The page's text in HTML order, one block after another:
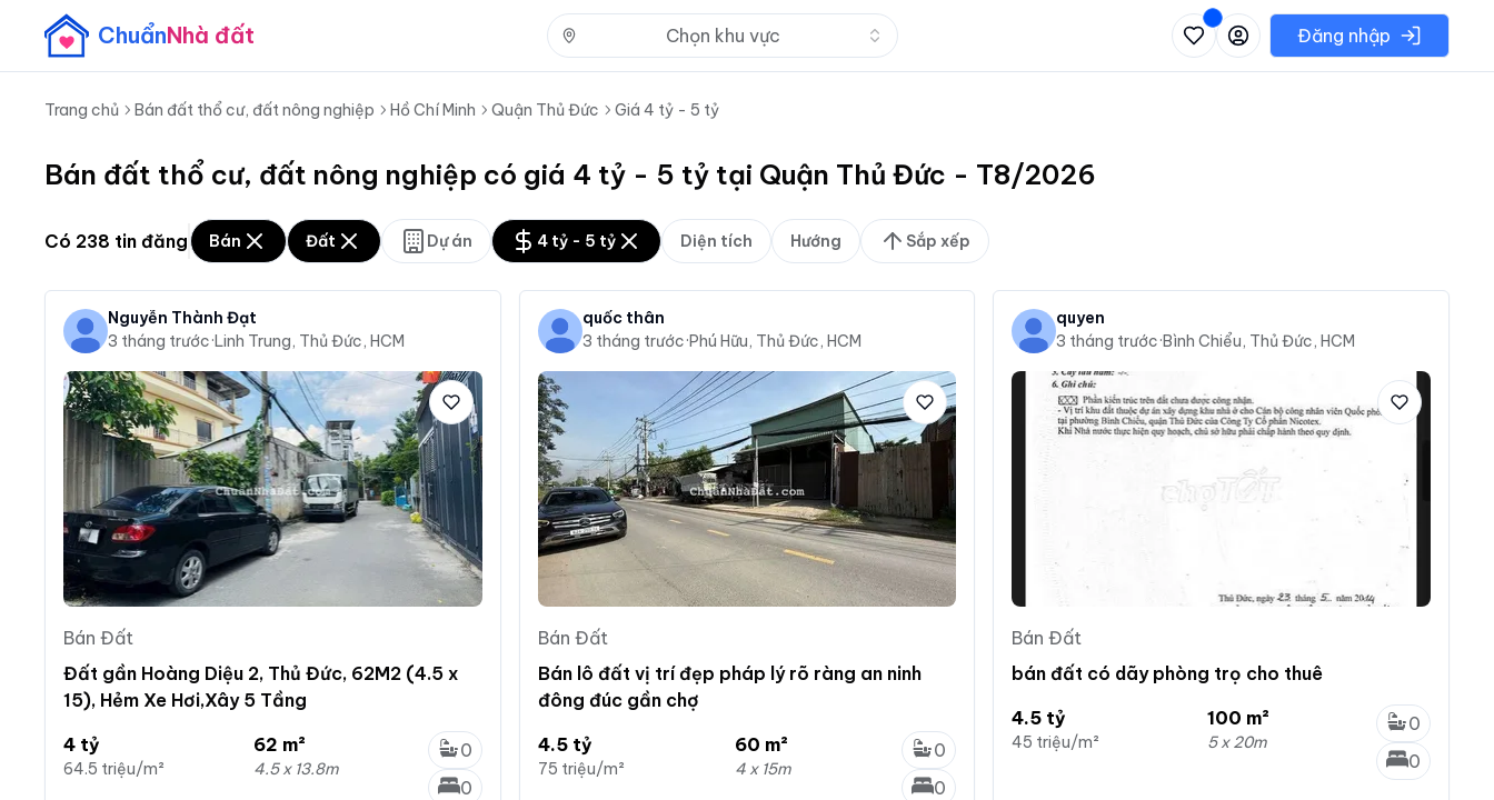
ChuẩnNhà đất Chọn khu vực Nhấn để mở danh sách các khu vực có thể chọnĐăng nhập
Trang chủ Bán đất thổ cư, đất nông nghiệp Hồ Chí Minh Quận Thủ Đức Giá 4 tỷ - 5 tỷ
Bán đất thổ cư, đất nông nghiệp có giá 4 tỷ - 5 tỷ tại Quận Thủ Đức - T8/2026
Có 238 tin đăng Bán Đất Dự án 4 tỷ - 5 tỷ Diện tích Hướng Sắp xếp
Nguyễn Thành Đạt
3 tháng trước·Linh Trung, Thủ Đức, HCM
Bán Đất
Đất gần Hoàng Diệu 2, Thủ Đức, 62M2 (4.5 x
15), Hẻm Xe Hơi,Xây 5 Tầng
4 tỷ
64.5 triệu/m²
62 m²
4.5 x 13.8m
0
0
quốc thân
3 tháng trước·Phú Hữu, Thủ Đức, HCM
Bán Đất
Bán lô đất vị trí đẹp pháp lý rõ ràng an ninh
đông đúc gần chợ
4.5 tỷ
75 triệu/m²
60 m²
4 x 15m
0
0
quyen
3 tháng trước·Bình Chiểu, Thủ Đức, HCM
Bán Đất
bán đất có dãy phòng trọ cho thuê
4.5 tỷ
45 triệu/m²
100 m²
5 x 20m
0
0